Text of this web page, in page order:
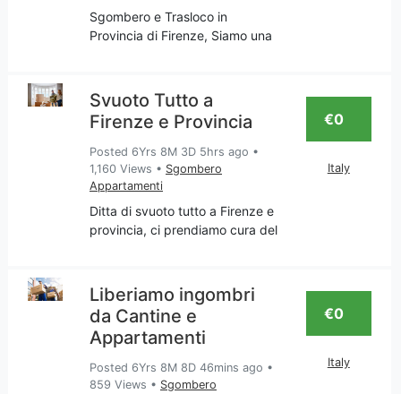
Sgombero e Trasloco in
Provincia di Firenze, Siamo una
Appartamenti, Traslochi,
Imbiancatura; riparazione mobili
finestre, porte in legno
Svuoto Tutto a
Firenze e Provincia
Posted 6Yrs 8M 3D 5hrs ago •
1,160 Views • Sgombero
Appartamenti
Ditta di svuoto tutto a Firenze e
provincia, ci prendiamo cura del
più, o meglio che reputi
superfluo e quindi va
sgomberato con trasport
€0
Italy
Liberiamo ingombri
da Cantine e
Appartamenti
Posted 6Yrs 8M 8D 46mins ago •
859 Views • Sgombero
€0
Italy